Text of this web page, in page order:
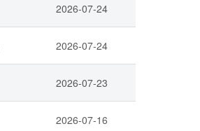
2026-07-24
2026-07-24
2026-07-23
2026-07-16